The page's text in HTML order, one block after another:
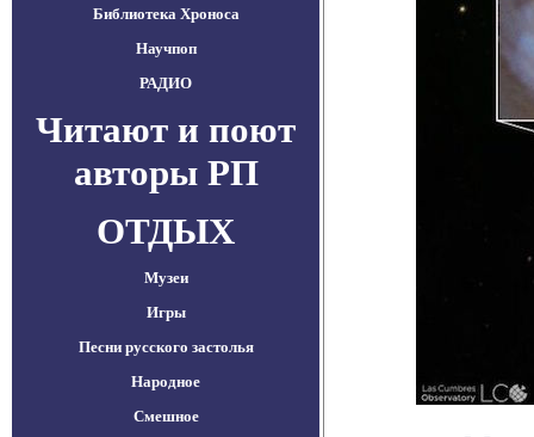
Библиотека Хроноса
Научпоп
РАДИО
Читают и поют
авторы РП
ОТДЫХ
Музеи
Игры
Песни русского застолья
Народное
Смешное